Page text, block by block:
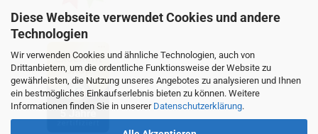
Diese Webseite verwendet Cookies und andere
Technologien
Wir verwenden Cookies und ähnliche Technologien, auch von
Drittanbietern, um die ordentliche Funktionsweise der Website zu
gewährleisten, die Nutzung unseres Angebotes zu analysieren und Ihnen
ein bestmögliches Einkaufserlebnis bieten zu können. Weitere
Informationen finden Sie in unserer Datenschutzerklärung.